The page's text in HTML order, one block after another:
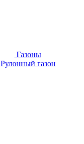
Газоны
Рулонный газон